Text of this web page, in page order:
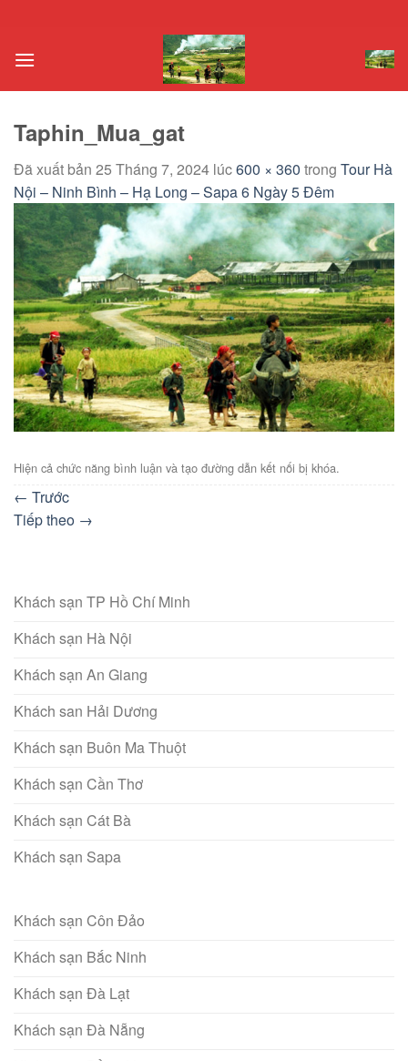
nội
Taphin_Mua_gat
Đã xuất bản 25 Tháng 7, 2024 lúc600 × 360 trong Tour Hà
Nội – Ninh Bình – Hạ Long – Sapa 6 Ngày 5 Đêm
Hiện cả chức năng bình luận và tạo đường dẫn kết nối bị khóa.
← Trước
Tiếp theo →
Khách sạn TP Hồ Chí Minh
Khách sạn Hà Nội
Khách sạn An Giang
Khách san Hải Dương
Khách sạn Buôn Ma Thuột
Khách sạn Cần Thơ
Khách sạn Cát Bà
Khách sạn Sapa
Khách sạn Côn Đảo
Khách sạn Bắc Ninh
Khách sạn Đà Lạt
Khách sạn Đà Nẵng